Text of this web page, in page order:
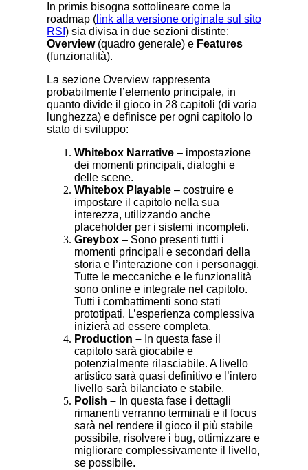
In primis bisogna sottolineare come la
roadmap ( link alla versione originale sul sito
RSI ) sia divisa in due sezioni distinte:
Overview(quadro generale) e Features
(funzionalità).
La sezione Overview rappresenta
probabilmente l’elemento principale, in
quanto divide il gioco in 28 capitoli (di varia
lunghezza) e definisce per ogni capitolo lo
stato di sviluppo:
Whitebox Narrative – impostazione
dei momenti principali, dialoghi e
delle scene.
Whitebox Playable – costruire e
impostare il capitolo nella sua
interezza, utilizzando anche
placeholder per i sistemi incompleti.
Greybox – Sono presenti tutti i
momenti principali e secondari della
storia e l’interazione con i personaggi.
Tutte le meccaniche e le funzionalità
sono online e integrate nel capitolo.
Tutti i combattimenti sono stati
prototipati. L’esperienza complessiva
inizierà ad essere completa.
Production – In questa fase il
capitolo sarà giocabile e
potenzialmente rilasciabile. A livello
artistico sarà quasi definitivo e l’intero
livello sarà bilanciato e stabile.
Polish – In questa fase i dettagli
rimanenti verranno terminati e il focus
sarà nel rendere il gioco il più stabile
possibile, risolvere i bug, ottimizzare e
migliorare complessivamente il livello,
se possibile.